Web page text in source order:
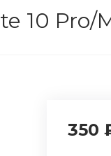
10 Pro/
350